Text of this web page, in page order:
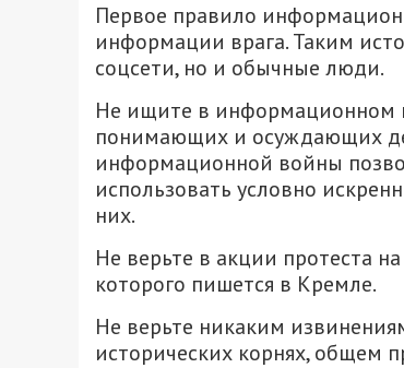
Первое правило
информации врага. Таким
соцсети, но и обычные люди.
Не ищите в информационном
понимающих и осуждающих
информационной войны
использовать условно
них.
Не верьте в акции протеста
которого пишется в Кремле.
Не верьте никаким
исторических корнях, общем